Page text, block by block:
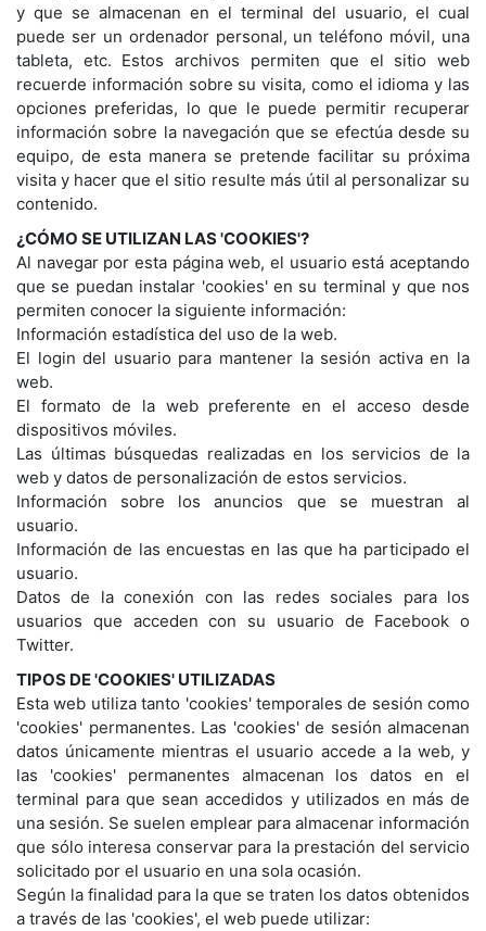
y que se almacenan en el terminal del usuario, el cual
puede ser un ordenador personal, un teléfono móvil, una
tableta, etc. Estos archivos permiten que el sitio web
recuerde información sobre su visita, como el idioma y las
opciones preferidas, lo que le puede permitir recuperar
información sobre la navegación que se efectúa desde su
equipo, de esta manera se pretende facilitar su próxima
visita y hacer que el sitio resulte más útil al personalizar su
contenido.
¿CÓMO SE UTILIZAN LAS 'COOKIES'?
Al navegar por esta página web, el usuario está aceptando
que se puedan instalar 'cookies' en su terminal y que nos
permiten conocer la siguiente información:
Información estadística del uso de la web.
El login del usuario para mantener la sesión activa en la
web.
El formato de la web preferente en el acceso desde
dispositivos móviles.
Las últimas búsquedas realizadas en los servicios de la
web y datos de personalización de estos servicios.
Información sobre los anuncios que se muestran al
usuario.
Información de las encuestas en las que ha participado el
usuario.
Datos de la conexión con las redes sociales para los
usuarios que acceden con su usuario de Facebook o
Twitter.
TIPOS DE 'COOKIES' UTILIZADAS
Esta web utiliza tanto 'cookies' temporales de sesión como
'cookies' permanentes. Las 'cookies' de sesión almacenan
datos únicamente mientras el usuario accede a la web, y
las 'cookies' permanentes almacenan los datos en el
terminal para que sean accedidos y utilizados en más de
una sesión. Se suelen emplear para almacenar información
que sólo interesa conservar para la prestación del servicio
solicitado por el usuario en una sola ocasión.
Según la finalidad para la que se traten los datos obtenidos
a través de las 'cookies', el web puede utilizar: